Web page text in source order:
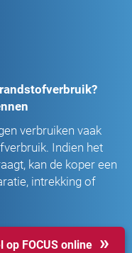
verbruiken vaak
Indien het
kan de koper een
intrekking of
op FOCUS online